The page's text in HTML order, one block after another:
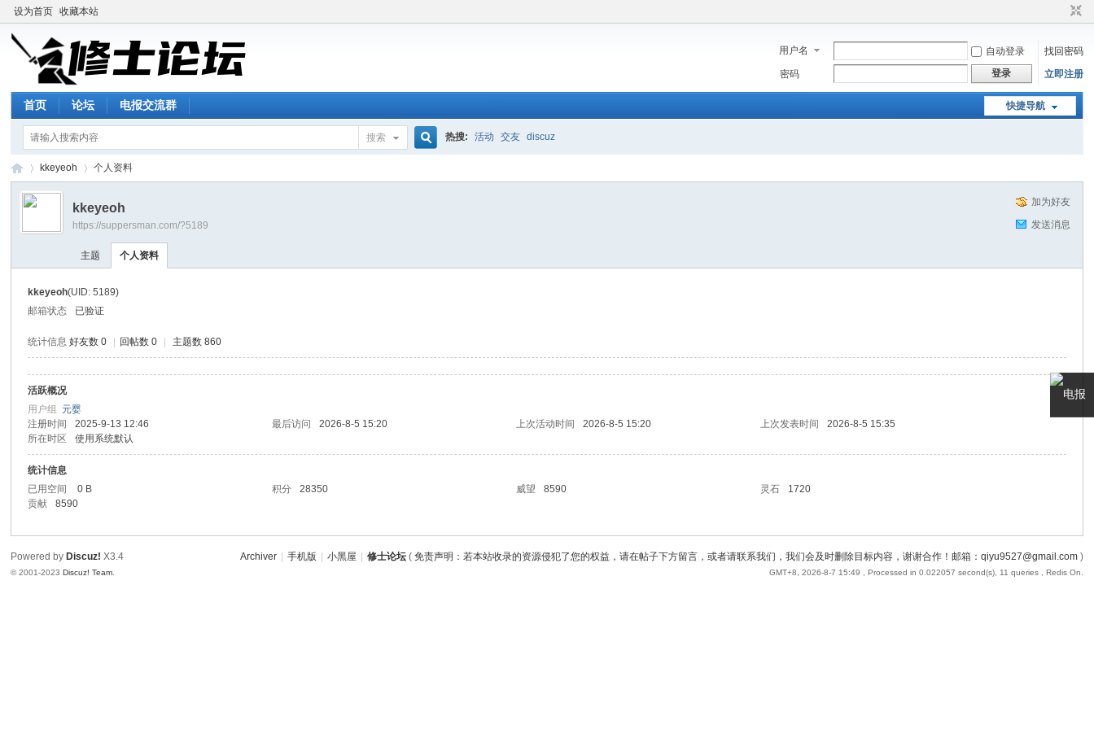
设为首页 收藏本站
用户名 自动登录
找回密码
密码
登录 立即注册
快捷导航
首页 论坛 电报交流群
搜索 热搜: 活动 交友 discuz
论
›
kkeyeoh 个人资料
加为好友
发送消息
kkeyeoh
https://suppersman.com/?5189
主题 个人资料
kkeyeoh(UID: 5189)
邮箱状态
已验证
统计信息 好友数 0 回帖数 0 主题数 860
活跃概况
用户组元婴
注册时间
2025-9-13 12:46 最后访问 2026-8-5 15:20 上次活动时间 2026-8-5 15:20 上次发表时间
2026-8-5 15:35
所在时区
使用系统默认
统计信息
已用空间
0 B 积分 28350 威望 8590 灵石
1720
贡献
8590
电报
Archiver 手机版 小黑屋 修士论坛( 免责声明：若本站收录的资源侵犯了您的权益，请在帖子下方留言，或者请联系我们，我们会及时删除目标内容，谢谢合作！邮箱： qiyu9527@gmail.com)
GMT+8, 2026-8-7 15:49 , Processed in 0.022057 second(s), 11 queries , Redis On.
Powered by Discuz! X3.4
© 2001-2023Discuz! Team